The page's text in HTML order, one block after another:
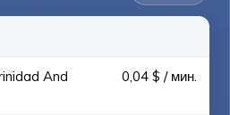
And
0,04 $ / мин.